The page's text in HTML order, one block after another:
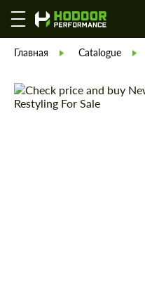
Главная Catalogue